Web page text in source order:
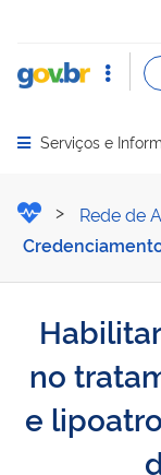
Abrir menu
Serviços e
Rede de
no
e